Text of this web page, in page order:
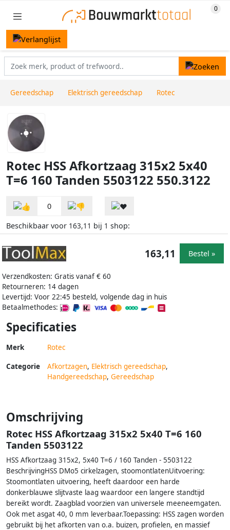
Gereedschap Elektrisch gereedschap Rotec
Rotec HSS Afkortzaag 315x2 5x40
T=6 160 Tanden 5503122 550.3122
0
Beschikbaar voor 163,11 bij 1 shop:
Verzendkosten: Gratis vanaf € 60
Retourneren: 14 dagen
Levertijd: Voor 22:45 besteld, volgende dag in huis
Betaalmethodes:
163,11 Bestel »
Specificaties
Merk Rotec
Categorie Afkortzagen, Elektrisch gereedschap,
Handgereedschap, Gereedschap
Omschrijving
Rotec HSS Afkortzaag 315x2 5x40 T=6 160
Tanden 5503122
HSS Afkortzaag 315x2, 5x40 T=6 / 160 Tanden - 5503122
BeschrijvingHSS DMo5 cirkelzagen, stoomontlatenUitvoering:
Stoomontlaten uitvoering, heeft daardoor een harde
donkerblauwe slijtvaste laag waardoor een langere standtijd
bereikt wordt. Zaagblad voorzien van universele meeneemgaten.
Ook met asgat 40, 0 mm leverbaar.Toepassing: HSS zagen worden
gebruikt bij het afkorten van o.a. buizen, profielen, en massief